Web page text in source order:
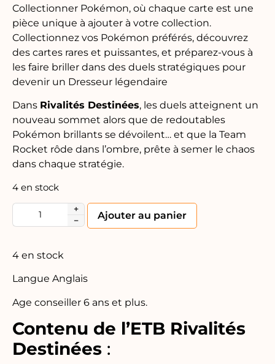
Collectionner Pokémon, où chaque carte est une
pièce unique à ajouter à votre collection.
Collectionnez vos Pokémon préférés, découvrez
des cartes rares et puissantes, et préparez-vous à
les faire briller dans des duels stratégiques pour
devenir un Dresseur légendaire
Dans Rivalités Destinées, les duels atteignent un
nouveau sommet alors que de redoutables
Pokémon brillants se dévoilent… et que la Team
Rocket rôde dans l’ombre, prête à semer le chaos
dans chaque stratégie.
4 en stock
+
−
Ajouter au panier
4 en stock
Langue Anglais
Age conseiller 6 ans et plus.
Contenu de l’ETB Rivalités
Destinées :